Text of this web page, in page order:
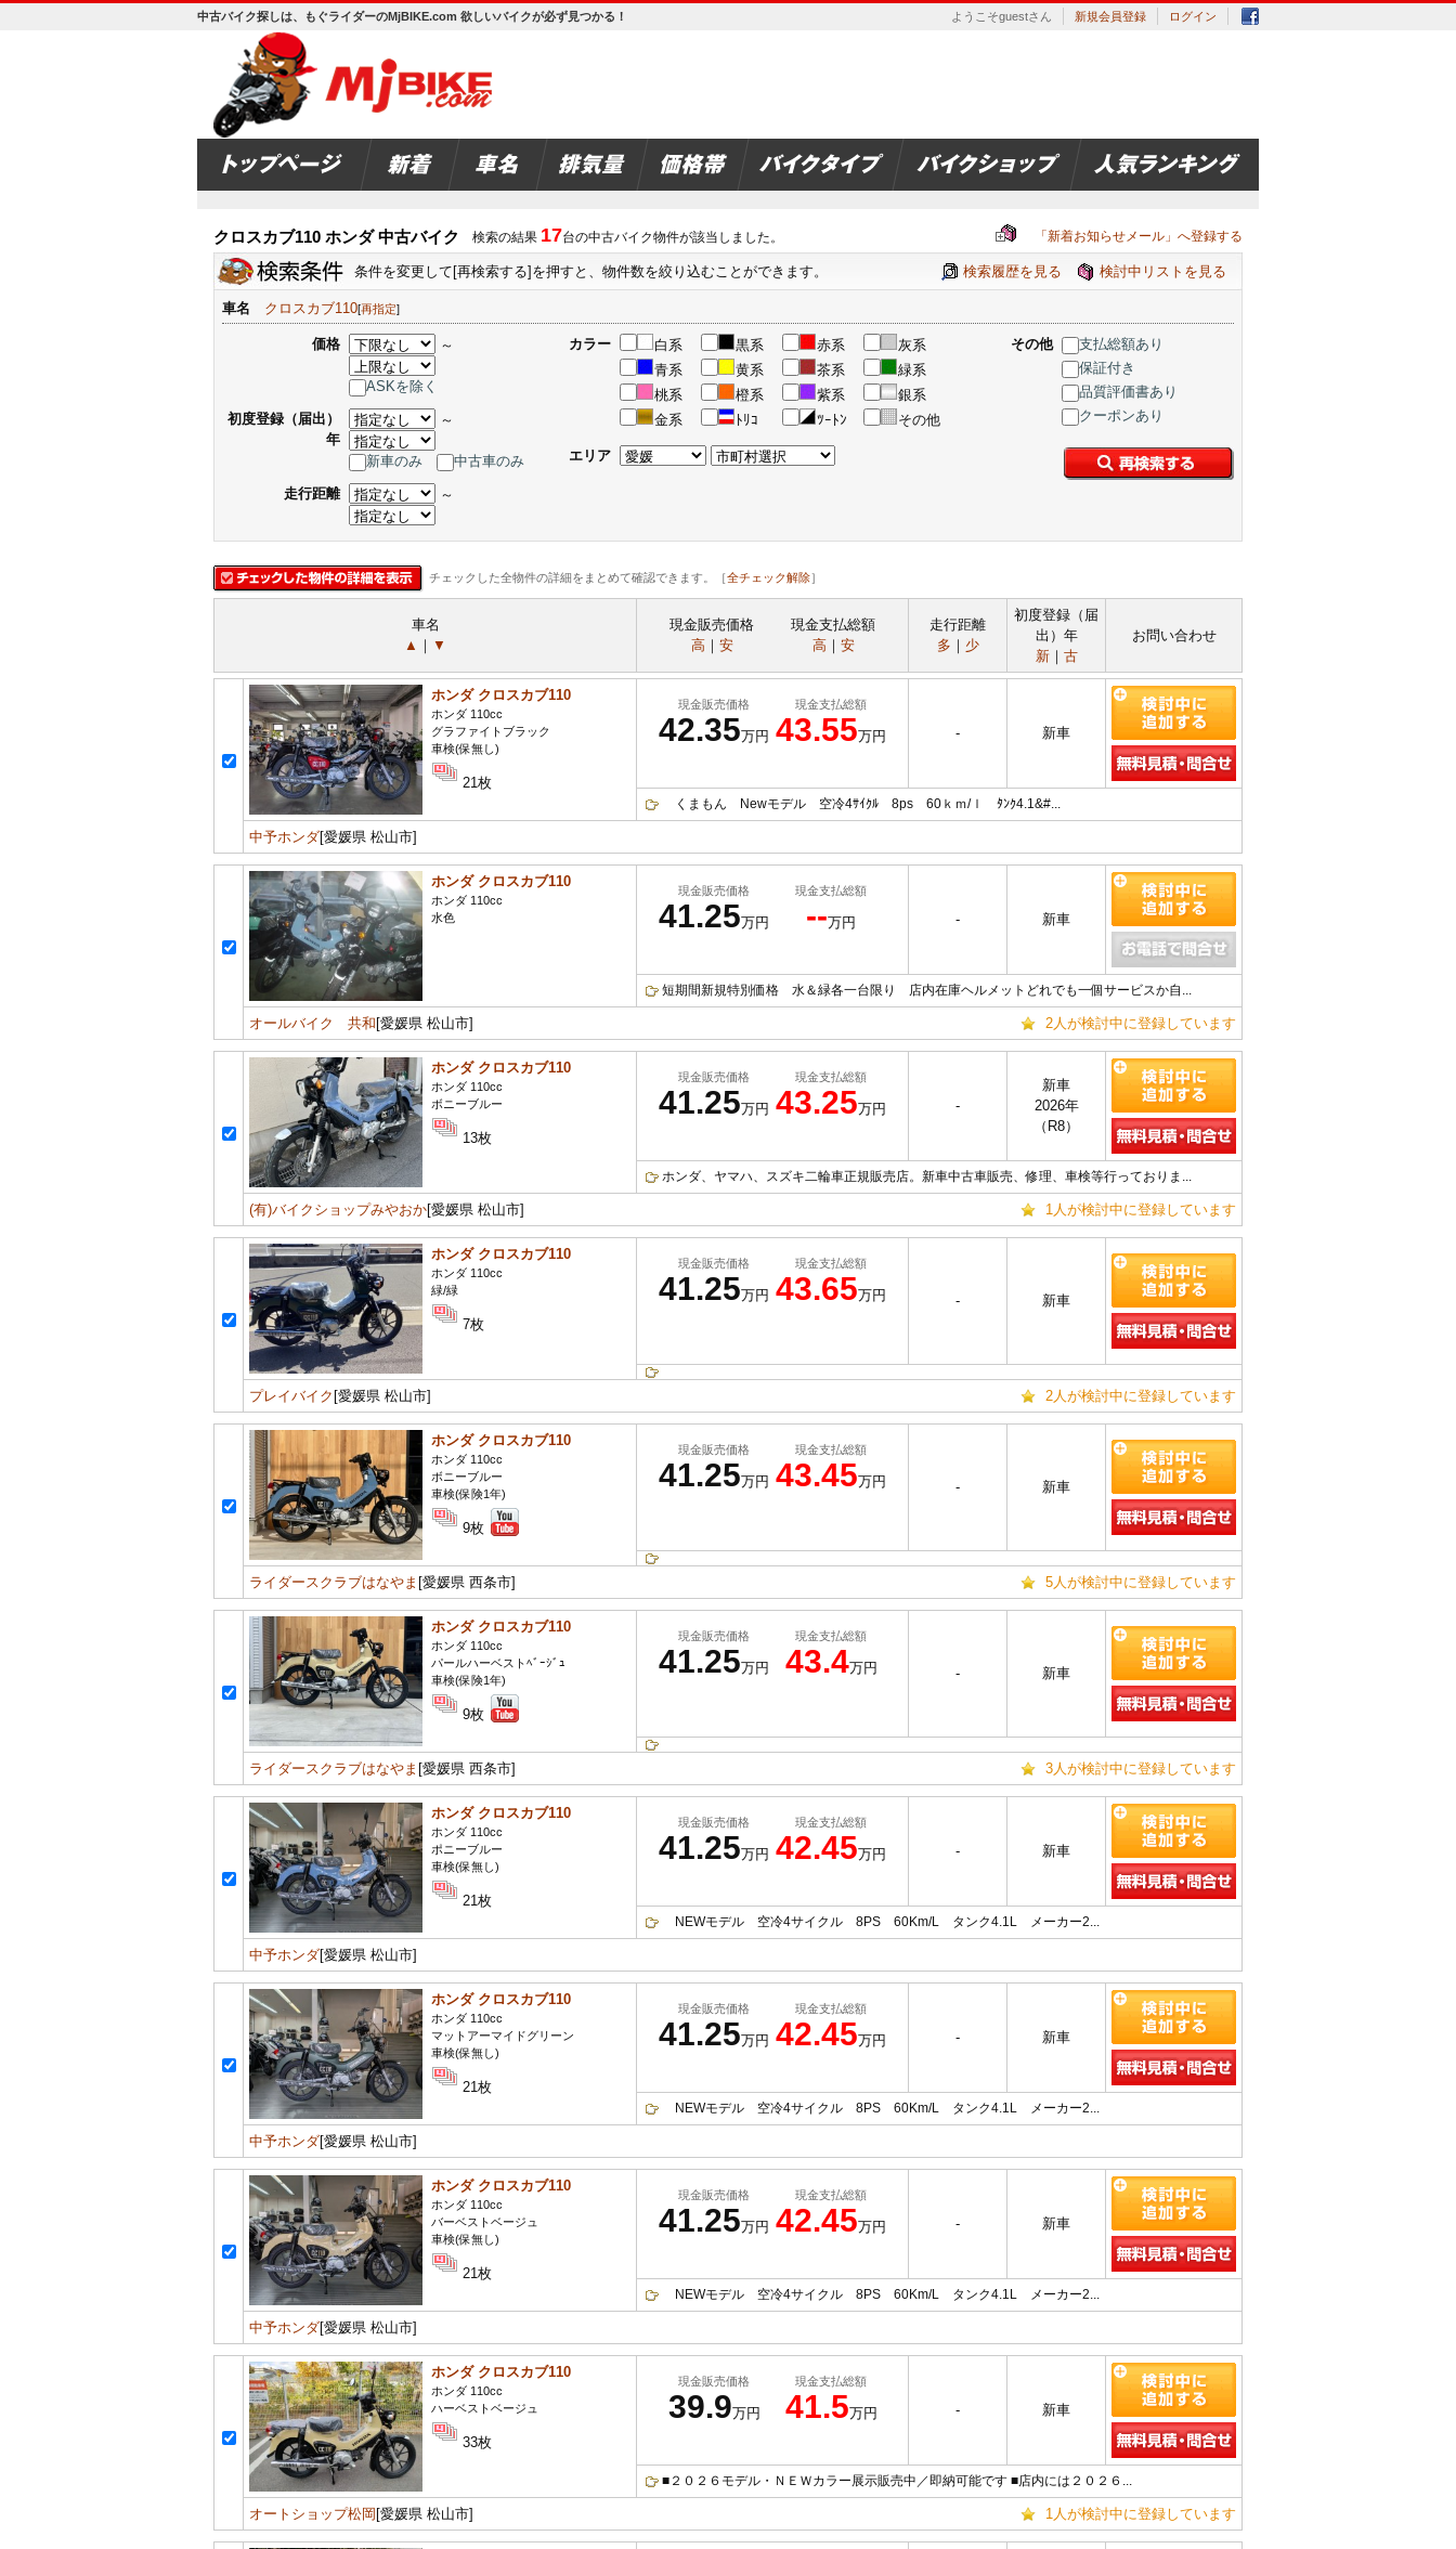
中古バイク探しは、もぐライダーのMjBIKE.com 欲しいバイクが必ず見つかる！ ようこそguestさん 新規会員登録 ログイン
クロスカブ110 ホンダ 中古バイク 検索の結果 17台の中古バイク物件が該当しました。 「新着お知らせメール」へ登録する
条件を変更して[再検索する]を押すと、物件数を絞り込むことができます。 検討中リストを見る
検索履歴を見る
車名 クロスカブ110[再指定]
価格 ～
ASKを除く
初度登録（届出）
年
～
新車のみ
中古車のみ
走行距離
～
カラー 白系 黒系 赤系
灰系
青系
黄系 茶系
緑系
桃系
橙系 紫系
銀系
金系
ﾄﾘｺ ﾂｰﾄﾝ その他
エリア
その他
支払総額あり
保証付き
品質評価書あり
クーポンあり
チェックした全物件の詳細をまとめて確認できます。［全チェック解除］
車名
▲ ｜ ▼
現金販売価格
高｜ 安
現金支払総額
高｜ 安
走行距離
多 ｜ 少
初度登録（届
出）年
新｜ 古
お問い合わせ
ホンダ クロスカブ110
ホンダ 110cc
グラファイトブラック
車検(保無し)
21枚
現金販売価格 現金支払総額
42.35万円 43.55万円 - 新車
くまもん Newモデル 空冷4ｻｲｸﾙ 8ps 60ｋｍ/ｌ ﾀﾝｸ4.1&#...
中予ホンダ[愛媛県 松山市]
ホンダ クロスカブ110
ホンダ 110cc
水色
現金販売価格 現金支払総額
41.25万円 --万円 - 新車
短期間新規特別価格 水＆緑各一台限り 店内在庫ヘルメットどれでも一個サービスか自...
オールバイク 共和 [愛媛県 松山市] 2人が検討中に登録しています
ホンダ クロスカブ110
ホンダ 110cc
ボニーブルー
13枚
現金販売価格 現金支払総額
41.25万円 43.25万円 -
新車
2026年
（R8）
ホンダ、ヤマハ、スズキ二輪車正規販売店。新車中古車販売、修理、車検等行っておりま...
(有)バイクショップみやおか[愛媛県 松山市] 1人が検討中に登録しています
ホンダ クロスカブ110
ホンダ 110cc
緑/緑
7枚
現金販売価格 現金支払総額
41.25万円 43.65万円 - 新車
プレイバイク [愛媛県 松山市] 2人が検討中に登録しています
ホンダ クロスカブ110
ホンダ 110cc
ボニーブルー
車検(保険1年)
9枚
現金販売価格 現金支払総額
41.25万円 43.45万円 - 新車
ライダースクラブはなやま [愛媛県 西条市] 5人が検討中に登録しています
ホンダ クロスカブ110
ホンダ 110cc
パールハーベストﾍﾞｰｼﾞｭ
車検(保険1年)
9枚
現金販売価格 現金支払総額
41.25万円 43.4万円 - 新車
ライダースクラブはなやま [愛媛県 西条市] 3人が検討中に登録しています
ホンダ クロスカブ110
ホンダ 110cc
ポニーブルー
車検(保無し)
21枚
現金販売価格 現金支払総額
41.25万円 42.45万円 - 新車
NEWモデル 空冷4サイクル 8PS 60Km/L タンク4.1L メーカー2...
中予ホンダ[愛媛県 松山市]
ホンダ クロスカブ110
ホンダ 110cc
マットアーマイドグリーン
車検(保無し)
21枚
現金販売価格 現金支払総額
41.25万円 42.45万円 - 新車
NEWモデル 空冷4サイクル 8PS 60Km/L タンク4.1L メーカー2...
中予ホンダ[愛媛県 松山市]
ホンダ クロスカブ110
ホンダ 110cc
バーベストベージュ
車検(保無し)
21枚
現金販売価格 現金支払総額
41.25万円 42.45万円 - 新車
NEWモデル 空冷4サイクル 8PS 60Km/L タンク4.1L メーカー2...
中予ホンダ[愛媛県 松山市]
ホンダ クロスカブ110
ホンダ 110cc
ハーベストベージュ
33枚
現金販売価格 現金支払総額
39.9万円 41.5万円 - 新車
■２０２６モデル・ＮＥＷカラー展示販売中／即納可能です ■店内には２０２６...
オートショップ松岡 [愛媛県 松山市] 1人が検討中に登録しています